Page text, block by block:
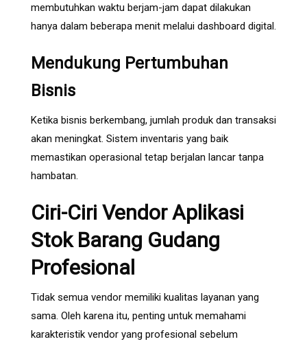
membutuhkan waktu berjam-jam dapat dilakukan
hanya dalam beberapa menit melalui dashboard digital.
Mendukung Pertumbuhan
Bisnis
Ketika bisnis berkembang, jumlah produk dan transaksi
akan meningkat. Sistem inventaris yang baik
memastikan operasional tetap berjalan lancar tanpa
hambatan.
Ciri-Ciri Vendor Aplikasi
Stok Barang Gudang
Profesional
Tidak semua vendor memiliki kualitas layanan yang
sama. Oleh karena itu, penting untuk memahami
karakteristik vendor yang profesional sebelum